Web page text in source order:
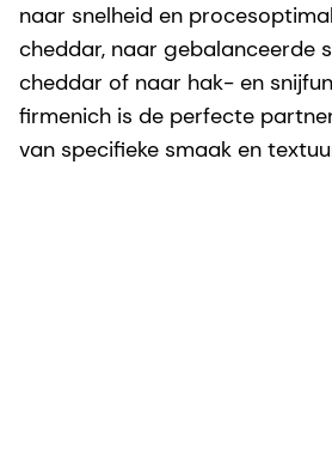
naar snelheid en
cheddar, naar gebalanceerde
cheddar of naar hak- en
firmenich is de perfecte
van specifieke smaak en